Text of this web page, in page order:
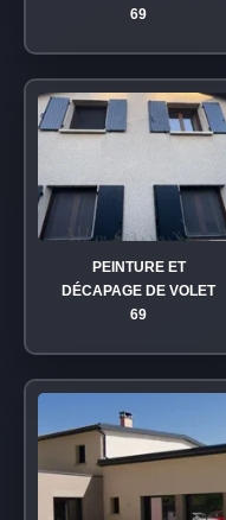
69
PEINTURE ET
DÉCAPAGE DE VOLET
69